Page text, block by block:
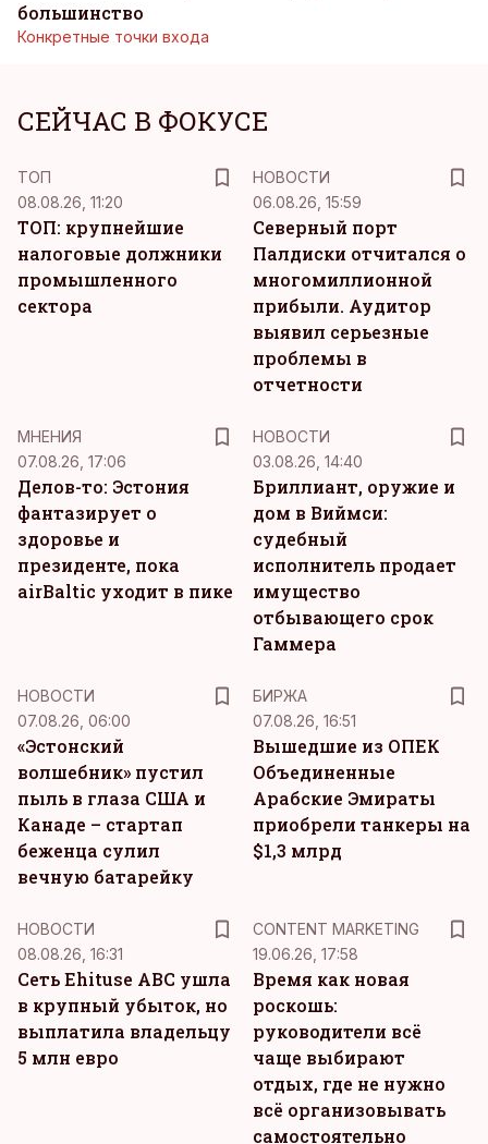
большинство
Конкретные точки входа
СЕЙЧАС В ФОКУСЕ
ТОП
08.08.26, 11:20
ТОП: крупнейшие
налоговые должники
промышленного
сектора
НОВОСТИ
06.08.26, 15:59
Северный порт
Палдиски отчитался о
многомиллионной
прибыли. Аудитор
выявил серьезные
проблемы в
отчетности
MНЕНИЯ
07.08.26, 17:06
Делов-то: Эстония
фантазирует о
здоровье и
президенте, пока
airBaltic уходит в пике
НОВОСТИ
03.08.26, 14:40
Бриллиант, оружие и
дом в Виймси:
судебный
исполнитель продает
имущество
отбывающего срок
Гаммера
НОВОСТИ
07.08.26, 06:00
«Эстонский
волшебник» пустил
пыль в глаза США и
Канаде – стартап
беженца сулил
вечную батарейку
БИРЖА
07.08.26, 16:51
Вышедшие из ОПЕК
Объединенные
Арабские Эмираты
приобрели танкеры на
$1,3 млрд
НОВОСТИ
08.08.26, 16:31
Сеть Ehituse ABC ушла
в крупный убыток, но
выплатила владельцу
5 млн евро
CONTENT MARKETING
19.06.26, 17:58
Время как новая
роскошь:
руководители всё
чаще выбирают
отдых, где не нужно
всё организовывать
самостоятельно